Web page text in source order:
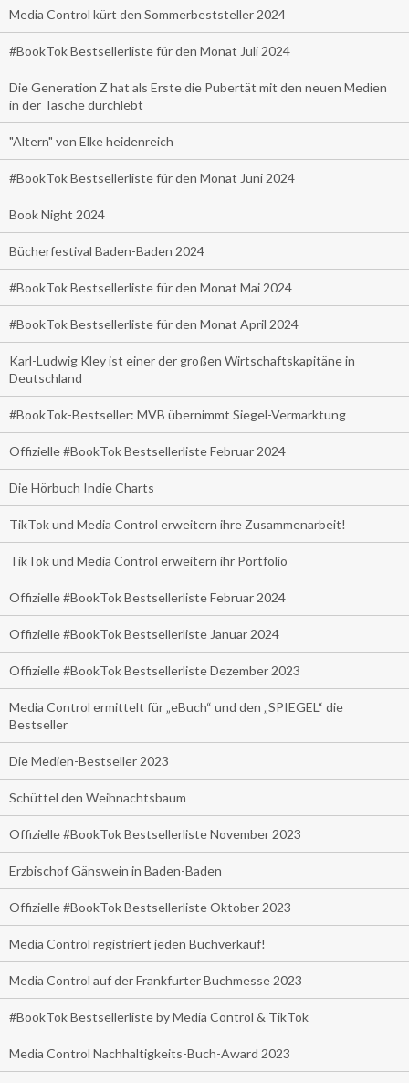
Media Control kürt den Sommerbeststeller 2024
#BookTok Bestsellerliste für den Monat Juli 2024
Die Generation Z hat als Erste die Pubertät mit den neuen Medien
in der Tasche durchlebt
"Altern" von Elke heidenreich
#BookTok Bestsellerliste für den Monat Juni 2024
Book Night 2024
Bücherfestival Baden-Baden 2024
#BookTok Bestsellerliste für den Monat Mai 2024
#BookTok Bestsellerliste für den Monat April 2024
Karl-Ludwig Kley ist einer der großen Wirtschaftskapitäne in
Deutschland
#BookTok-Bestseller: MVB übernimmt Siegel-Vermarktung
Offizielle #BookTok Bestsellerliste Februar 2024
Die Hörbuch Indie Charts
TikTok und Media Control erweitern ihre Zusammenarbeit!
TikTok und Media Control erweitern ihr Portfolio
Offizielle #BookTok Bestsellerliste Februar 2024
Offizielle #BookTok Bestsellerliste Januar 2024
Offizielle #BookTok Bestsellerliste Dezember 2023
Media Control ermittelt für „eBuch“ und den „SPIEGEL“ die
Bestseller
Die Medien-Bestseller 2023
Schüttel den Weihnachtsbaum
Offizielle #BookTok Bestsellerliste November 2023
Erzbischof Gänswein in Baden-Baden
Offizielle #BookTok Bestsellerliste Oktober 2023
Media Control registriert jeden Buchverkauf!
Media Control auf der Frankfurter Buchmesse 2023
#BookTok Bestsellerliste by Media Control & TikTok
Media Control Nachhaltigkeits-Buch-Award 2023